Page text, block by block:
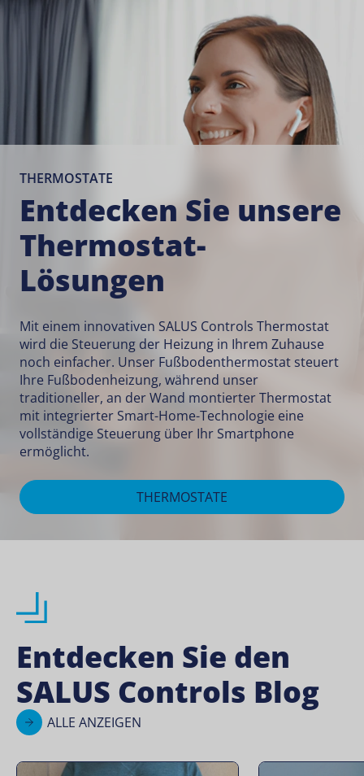
THERMOSTATE
Entdecken Sie unsere
Thermostat-
Lösungen
Mit einem innovativen SALUS Controls Thermostat
wird die Steuerung der Heizung in Ihrem Zuhause
noch einfacher. Unser Fußbodenthermostat steuert
Ihre Fußbodenheizung, während unser
traditioneller, an der Wand montierter Thermostat
mit integrierter Smart-Home-Technologie eine
vollständige Steuerung über Ihr Smartphone
ermöglicht.
THERMOSTATE
Entdecken Sie den
SALUS Controls Blog
ALLE ANZEIGEN